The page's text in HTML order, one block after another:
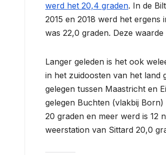
werd het 20,4 graden. In de
2015 en 2018 werd het
was 22,0 graden. Deze
Langer geleden is het ook
in het zuidoosten van het land
gelegen tussen Maastricht en
gelegen Buchten (vlakbij
20 graden en meer werd is 12
weerstation van Sittard 20,0